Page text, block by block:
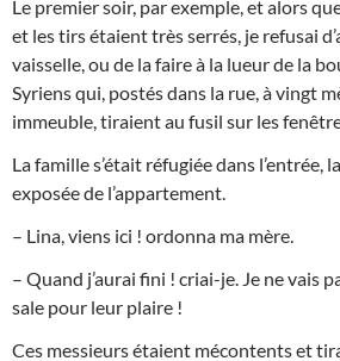
Le premier soir, par exemple, et alors
et les tirs étaient très serrés, je refusai
vaisselle, ou de la faire à la lueur de la
Syriens qui, postés dans la rue, à vingt
immeuble, tiraient au fusil sur les
La famille s’était réfugiée dans l’entrée,
exposée de l’appartement.
– Lina, viens ici ! ordonna ma mère.
– Quand j’aurai fini ! criai-je. Je ne vais
sale pour leur plaire !
Ces messieurs étaient mécontents et